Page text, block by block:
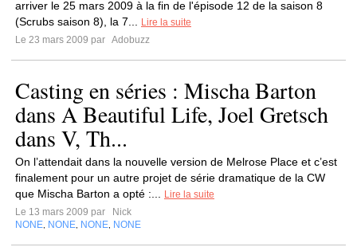
arriver le 25 mars 2009 à la fin de l'épisode 12 de la saison 8
(Scrubs saison 8), la 7...
Lire la suite
Le 23 mars 2009 par Adobuzz
Casting en séries : Mischa Barton
dans A Beautiful Life, Joel Gretsch
dans V, Th...
On l’attendait dans la nouvelle version de Melrose Place et c’est
finalement pour un autre projet de série dramatique de la CW
que Mischa Barton a opté :...
Lire la suite
Le 13 mars 2009 par
Nick
NONE NONE NONE NONE